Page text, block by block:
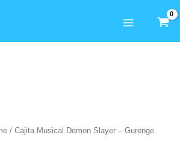
/ Cajita Musical Demon Slayer – Gurenge